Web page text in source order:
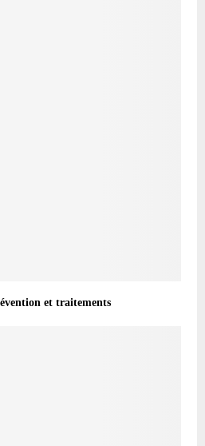
et traitements